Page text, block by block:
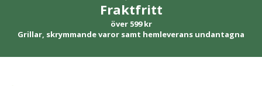
Fraktfritt
över 599 kr
Grillar, skrymmande varor samt hemleverans undantagna